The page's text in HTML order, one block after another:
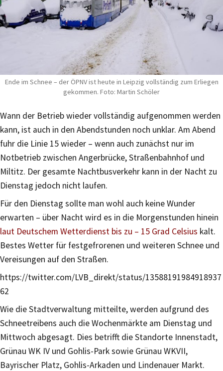
Ende im Schnee – der ÖPNV ist heute in Leipzig vollständig zum Erliegen
gekommen. Foto: Martin Schöler
Wann der Betrieb wieder vollständig aufgenommen werden
kann, ist auch in den Abendstunden noch unklar. Am Abend
fuhr die Linie 15 wieder – wenn auch zunächst nur im
Notbetrieb zwischen Angerbrücke, Straßenbahnhof und
Miltitz. Der gesamte Nachtbusverkehr kann in der Nacht zu
Dienstag jedoch nicht laufen.
Für den Dienstag sollte man wohl auch keine Wunder
erwarten – über Nacht wird es in die Morgenstunden hinein
laut Deutschem Wetterdienst bis zu – 15 Grad Celsius kalt.
Bestes Wetter für festgefrorenen und weiteren Schnee und
Vereisungen auf den Straßen.
https://twitter.com/LVB_direkt/status/13588191984918937
62
Wie die Stadtverwaltung mitteilte, werden aufgrund des
Schneetreibens auch die Wochenmärkte am Dienstag und
Mittwoch abgesagt. Dies betrifft die Standorte Innenstadt,
Grünau WK IV und Gohlis-Park sowie Grünau WKVII,
Bayrischer Platz, Gohlis-Arkaden und Lindenauer Markt.